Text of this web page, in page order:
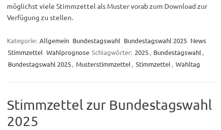
möglichst viele Stimmzettel als Muster vorab zum Download zur
Verfügung zu stellen.
Kategorie: Allgemein Bundestagswahl Bundestagswahl 2025 News
Stimmzettel Wahlprognose Schlagwörter: 2025, Bundestagswahl ,
Bundestagswahl 2025, Musterstimmzettel , Stimmzettel , Wahltag
Stimmzettel zur Bundestagswahl
2025